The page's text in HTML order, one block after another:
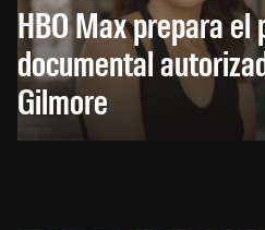
HBO Max prepara el
documental
Gilmore